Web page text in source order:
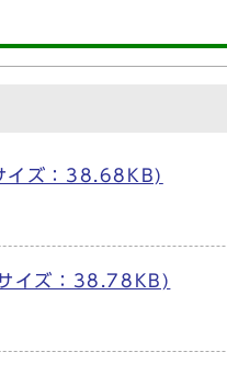
ズ：38.68KB)
イズ：38.78KB)